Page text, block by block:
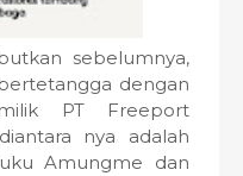
sebelumnya,
dengan
PT Freeport
nya adalah
Amungme dan